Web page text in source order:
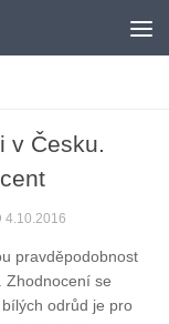
v Česku.
4.10.2016
pravděpodobnost
Zhodnocení se
odrůd je pro